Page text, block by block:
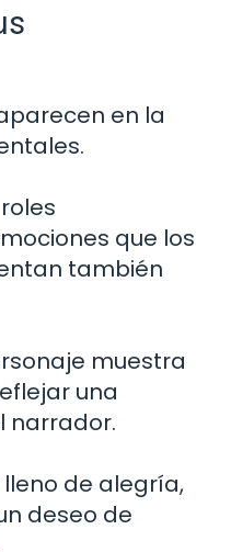
en la
que los
también
muestra
una
narrador.
de alegría,
deseo de